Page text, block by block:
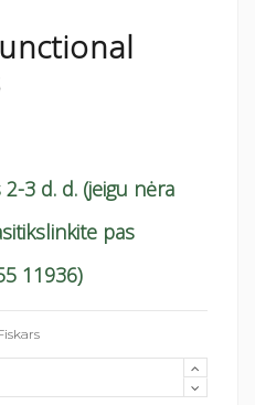
3 d. d. (jeigu nėra
pas
11936)